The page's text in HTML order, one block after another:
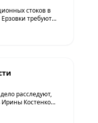
стоков в
требуют
расследуют,
Костенко
происходит в
ЦРБ